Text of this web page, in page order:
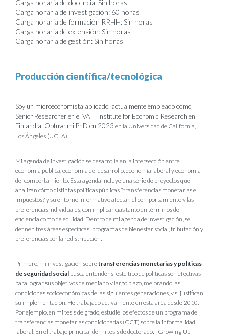
Carga horaria de docencia: Sin horas
Carga horaria de investigación: 60 horas
Carga horaria de formación RRHH: Sin horas
Carga horaria de extensión: Sin horas
Carga horaria de gestión: Sin horas
Producción científica/tecnológica
Soy un microeconomista aplicado, actualmente empleado como
Senior Researcher en el VATT Institute for Economic Research en
Finlandia. Obtuve mi PhD en 2023 en la Universidad de California,
Los Ángeles (UCLA).
Mi agenda de investigación se desarrolla en la intersección entre
economía pública, economía del desarrollo, economía laboral y economía
del comportamiento. Esta agenda incluye una serie de proyectos que
analizan cómo distintas políticas públicas ?transferencias monetarias e
impuestos? y su entorno informativo afectan el comportamiento y las
preferencias individuales, con implicancias tanto en términos de
eficiencia como de equidad. Dentro de mi agenda de investigación, se
definen tres áreas específicas: programas de bienestar social, tributación y
preferencias por la redistribución.
Primero, mi investigación sobretransferencias monetarias y políticas
de seguridad social busca entender si este tipo de políticas son efectivas
para lograr sus objetivos de mediano y largo plazo, mejorando las
condiciones socioeconómicas de las siguientes generaciones, y si justifican
su implementación. He trabajado activamente en esta área desde 2010.
Por ejemplo, en mi tesis de grado, estudié los efectos de un programa de
transferencias monetarias condicionadas (CCT) sobre la informalidad
laboral. En el trabajo principal de mi tesis de doctorado: "Growing Up